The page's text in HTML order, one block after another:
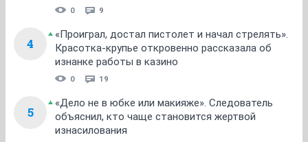
0 9
4
«Проиграл, достал пистолет и начал стрелять».
Красотка-крупье откровенно рассказала об
изнанке работы в казино
0 19
5
«Дело не в юбке или макияже». Следователь
объяснил, кто чаще становится жертвой
изнасилования